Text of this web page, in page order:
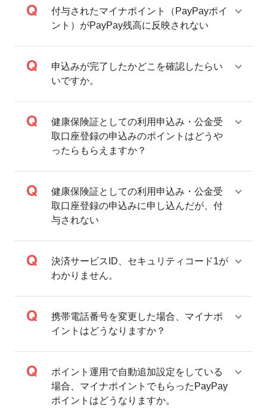
特典1：PayPay残高チャージ・お支払いで最大5,000ポイン
ト
特典2：マイナンバーカードの健康保険証としての利用申込
みで7,500ポイント
特典3：公金受取口座の登録で7,500ポイント
2022年4月1日よりPayPayボーナスはPayPayポイントへ名称変更しました。
でご利用いただけます。
用可能です。出金・譲渡はできません。
特典2と3は、他の決済サービスで5,000ポイント分をお申込み済みの方で
も、PayPayへお申込みできます。
付与対象期間：2022年1月1日（土）〜
（火）2023年5月31日（水）2023年9月30日（土）
ご登録時に選択された対象取引によってPayPayポイントの
付与時期が異なります。
「チャージでもらう」を選択した場合：当該チャージした
の翌日から起算して30日後に付与
お客様のご利用状況やシステム上の都合等により付与時期が遅くなる場合が
与します。
PayPayポイント付与の際に、小数点以下は切り捨てとなり
ます。
付与されたマイナポイント（PayPayポイ
ント）がPayPay残高に反映されない
申込みが完了したかどこを確認したらい
いですか。
健康保険証としての利用申込み・公金受
取口座登録の申込みのポイントはどうや
ったらもらえますか？
健康保険証としての利用申込み・公金受
取口座登録の申込みに申し込んだが、付
与されない
決済サービスID、セキュリティコード1が
わかりません。
携帯電話番号を変更した場合、マイナポ
イントはどうなりますか？
ポイント運用で自動追加設定をしている
場合、マイナポイントでもらったPayPay
ポイントはどうなりますか。